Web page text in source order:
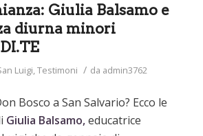
Giulia Balsamo e
diurna minori
Luigi,Testimoni / da admin3762
Bosco a San Salvario? Ecco le
Giulia Balsamo,educatrice